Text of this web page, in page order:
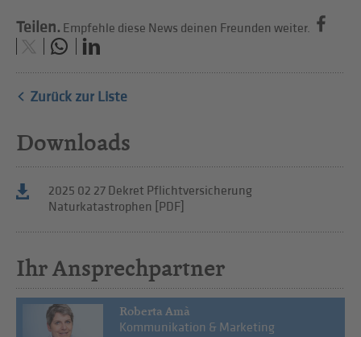
Teilen. Empfehle diese News deinen Freunden weiter.
Zurück zur Liste
Downloads
2025 02 27 Dekret Pflichtversicherung
Naturkatastrophen [PDF]
Ihr Ansprechpartner
Roberta Amà
Kommunikation & Marketing